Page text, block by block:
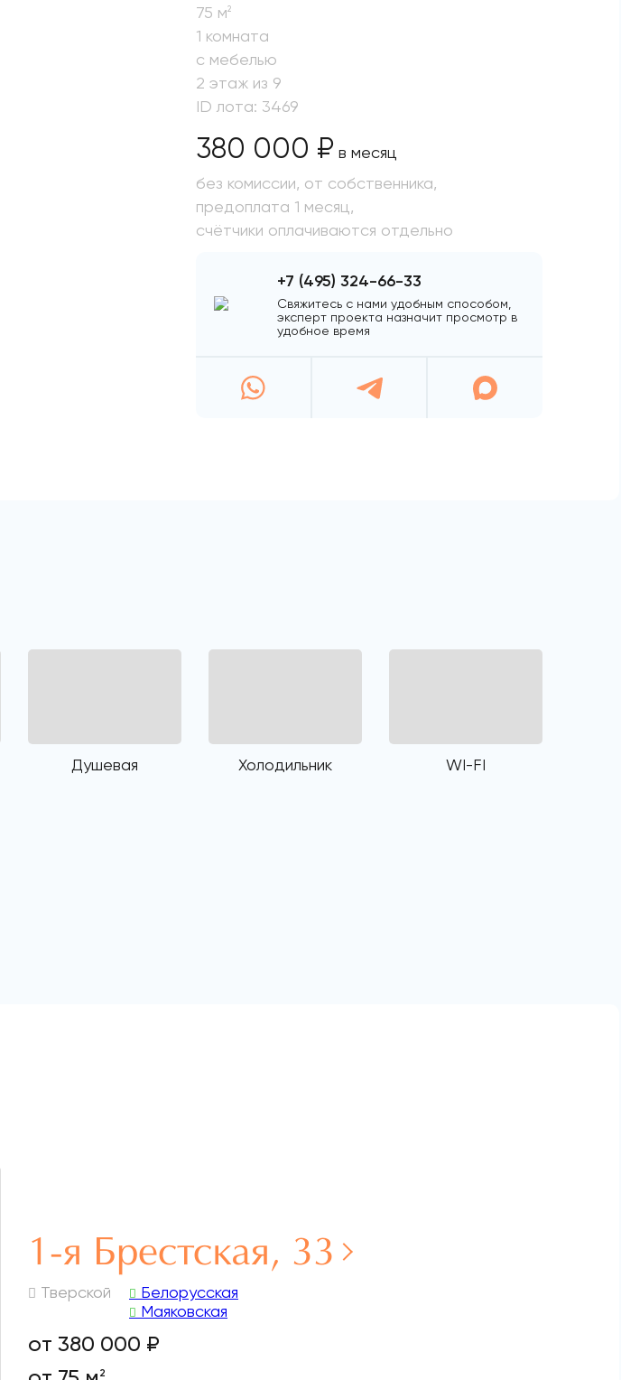
75 м2
1 комната
с мебелью
2 этаж из 9
ID лота: 3469
380 000 ₽ в месяц
без комиссии, от собственника,
предоплата 1 месяц,
счётчики оплачиваются отдельно
+7 (495) 324-66-33
Свяжитесь с нами удобным способом,
эксперт проекта назначит просмотр в
удобное время
Душевая Холодильник WI-FI
1-я Брестская, 33
Тверской
Белорусская
Маяковская
от 380 000 ₽
2